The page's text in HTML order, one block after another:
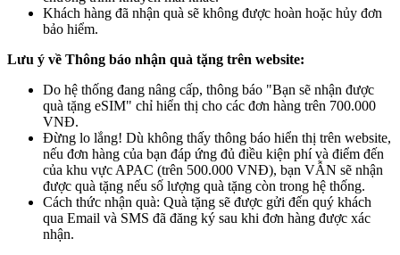
Khách hàng đã nhận quà sẽ không được hoàn hoặc hủy đơn
bảo hiểm.
Lưu ý về Thông báo nhận quà tặng trên website:
Do hệ thống đang nâng cấp, thông báo "Bạn sẽ nhận được
quà tặng eSIM" chỉ hiển thị cho các đơn hàng trên 700.000
VNĐ.
Đừng lo lắng! Dù không thấy thông báo hiển thị trên website,
nếu đơn hàng của bạn đáp ứng đủ điều kiện phí và điểm đến
của khu vực APAC (trên 500.000 VNĐ), bạn VẪN sẽ nhận
được quà tặng nếu số lượng quà tặng còn trong hệ thống.
Cách thức nhận quà: Quà tặng sẽ được gửi đến quý khách
qua Email và SMS đã đăng ký sau khi đơn hàng được xác
nhận.